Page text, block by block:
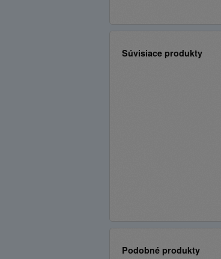
Súvisiace produkty
Podobné produkty